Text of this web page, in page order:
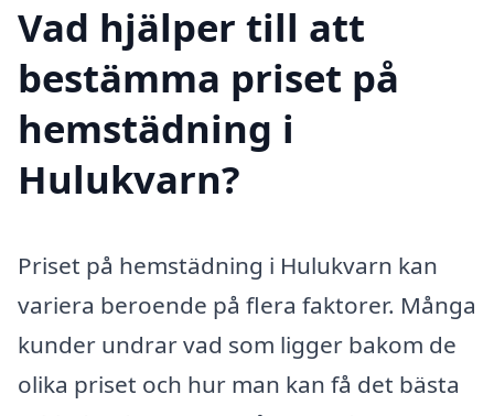
Vad hjälper till att
bestämma priset på
hemstädning i
Hulukvarn?
Priset på hemstädning i Hulukvarn kan
variera beroende på flera faktorer. Många
kunder undrar vad som ligger bakom de
olika priset och hur man kan få det bästa